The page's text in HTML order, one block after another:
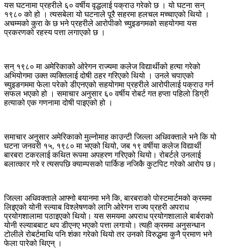
पुरानो
हत्याको
रहस्य
यस घटनामा प्रहरीले ६० वर्षीय वृद्धलाई पक्राउ गरेको छ । यो घटना सन्
१९८० को हो । त्यसबेला यो घटनाले पूरै सहरमा हलचल मच्चाएको थियो ।
अचम्मको कुरा के छ भने प्रहरीले आरोपीको च्युइङगमको सहयोगमा यस
प्रकरणको रहस्य पत्ता लगाएको छ ।
सन् १९८० मा अमेरिकाको ओरेगन राज्यमा कलेज विद्यार्थीको हत्या गरेको
अभियोगमा उक्त व्यक्तिलाई दोषी ठहर गरिएको थियो । उनले चपाएको
च्युइङगममा फेला परेको डीएनएको सहयोगमा प्रहरीले आरोपीलाई पक्राउ गर्न
सफल भएको हो । समाचार अनुसार ६० वर्षीय रोबर्ट गत हप्ता पहिलो डिग्री
हत्याको एक गणनामा दोषी पाइएको हो ।
समाचार अनुसार अमेरिकाको मुल्नोमाह काउन्टी जिल्ला अधिवक्ताले भने कि यो
घटना जनवरी १५, १९८० मा भएको थियो, जब १९ वर्षीया कलेज विद्यार्थी
बारबरा टकरलाई कथित रूपमा अपहरण गरिएको थियो। रोबर्टले उनलाई
बलात्कार गरे र त्यसपछि क्याम्पसको पार्किङ नजिकै कुटपिट गरेको आरोप छ।
जिल्ला अधिवक्ताले आफ्नो बयानमा भने कि, बारबराको पोस्टमार्टमको क्रममा
लिइएको योनी स्ल्याब विश्लेषणको लागि ओरेगन राज्य प्रहरी अपराध
प्रयोगशालामा पठाइएको थियो। यस समयमा अपराध प्रयोगशालाले बार्बराको
योनी स्ल्याबबाट थप डीएनए भएको पत्ता लगायो। त्यही क्रममा अनुसन्धान
टोलीले रोबर्टमाथि पनि शंका गरेको थियो तर उनको विरुद्धमा कुनै प्रमाण भने
फेला पारेको थिएन् ।